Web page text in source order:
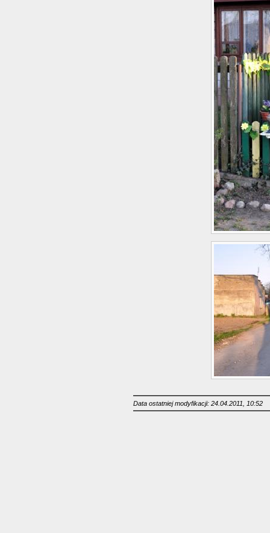
Data ostatniej modyfikacji: 24.04.2011, 10:52